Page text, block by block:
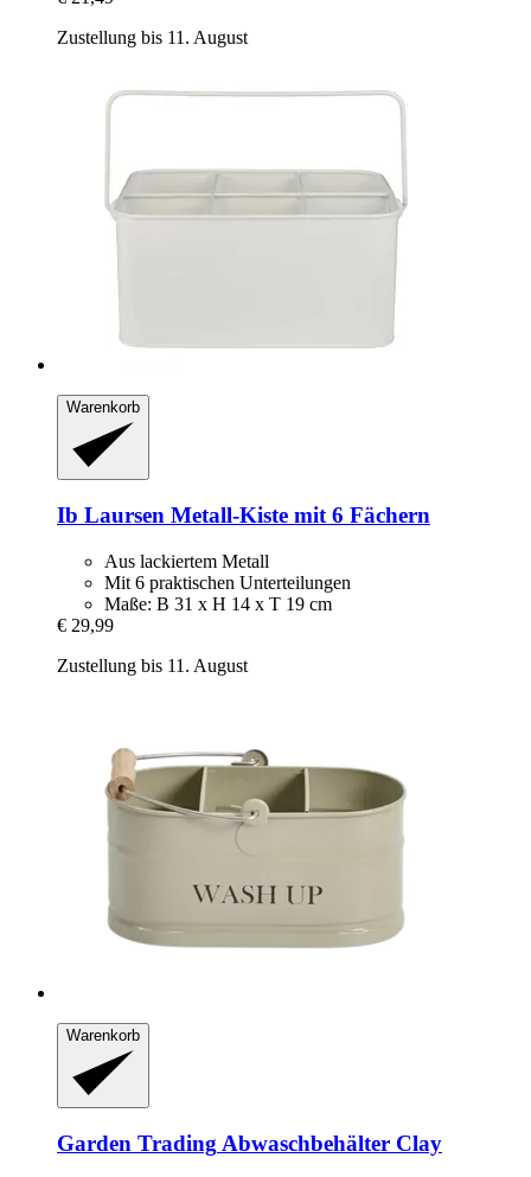
Zustellung bis 11. August
Warenkorb
Ib Laursen Metall-​Kiste mit 6 Fächern
Aus lackiertem Metall
Mit 6 praktischen Unterteilungen
Maße: B 31 x H 14 x T 19 cm
€ 29,99
Zustellung bis 11. August
Warenkorb
Garden Trading Abwaschbehälter Clay